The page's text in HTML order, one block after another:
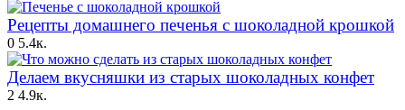
Рецепты домашнего печенья с шоколадной крошкой
0 5.4к.
Делаем вкусняшки из старых шоколадных конфет
2 4.9к.